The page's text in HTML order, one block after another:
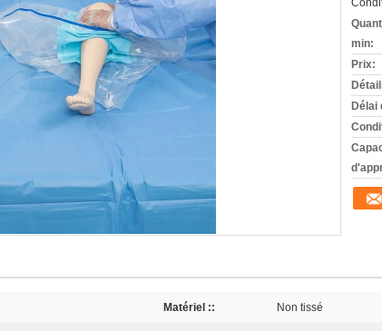
min:
Prix:
Délai
Matériel :: Non tissé